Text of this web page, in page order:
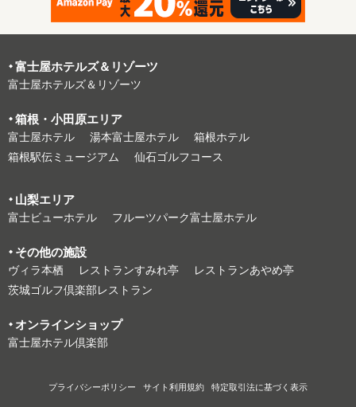
富⼠屋ホテルズ＆リゾーツ
富⼠屋ホテルズ＆リゾーツ
箱根・⼩⽥原エリア
富⼠屋ホテル 湯本富⼠屋ホテル
箱根ホテル
箱根駅伝ミュージアム
仙石ゴルフコース
⼭梨エリア
富⼠ビューホテル フルーツパーク富⼠屋ホテル
その他の施設
ヴィラ本栖 レストランすみれ亭
レストランあやめ亭
茨城ゴルフ倶楽部レストラン
オンラインショップ
富⼠屋ホテル倶楽部
プライバシーポリシー サイト利⽤規約 特定取引法に基づく表⽰